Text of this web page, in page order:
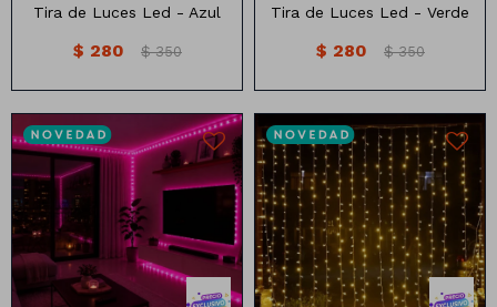
Tira de Luces Led - Azul
$ 280 $ 350
Tira de Luces Led - Verde
$ 280 $ 350
10 metros 3 metros x2 metros
Animales
Dinosaurios
Temáticos
Plantas y flores
Deco jardín